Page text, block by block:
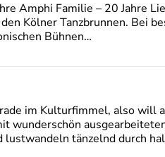
Amphi Familie – 20 Jahre
Kölner Tanzbrunnen. Bei
Bühnen…
im Kulturfimmel, also
wunderschön
lustwandeln tänzelnd durch